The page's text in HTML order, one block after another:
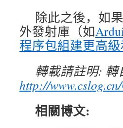
除此之後，如
外發射庫（如
程序包組建更高
轉載請註明: 轉
http://
相關博文: